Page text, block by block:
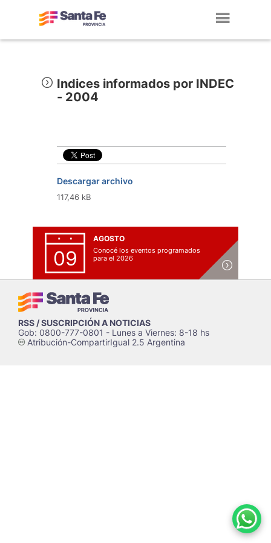
Indices informados por INDEC
- 2004
Descargar archivo
117,46 kB
09
AGOSTO
Conocé los eventos programados
para el 2026
RSS / SUSCRIPCIÓN A NOTICIAS
Gob: 0800-777-0801 - Lunes a Viernes: 8-18 hs
cAtribución-CompartirIgual 2.5 Argentina